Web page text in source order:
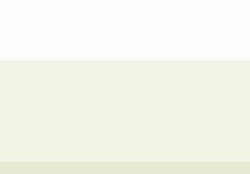
el exterior